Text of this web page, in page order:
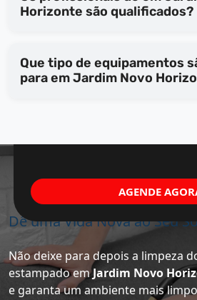
Horizonte são qualificados?
Que tipo de equipamentos
para em Jardim Novo
Dê uma Vida Nova ao Seu
Não deixe para depois a limpeza
estampado emJardim Novo
e garanta um ambiente mais
AGENDE